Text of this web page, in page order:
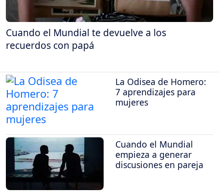
Cuando el Mundial te devuelve a los
recuerdos con papá
La Odisea de Homero:
7 aprendizajes para
mujeres
Cuando el Mundial
empieza a generar
discusiones en pareja